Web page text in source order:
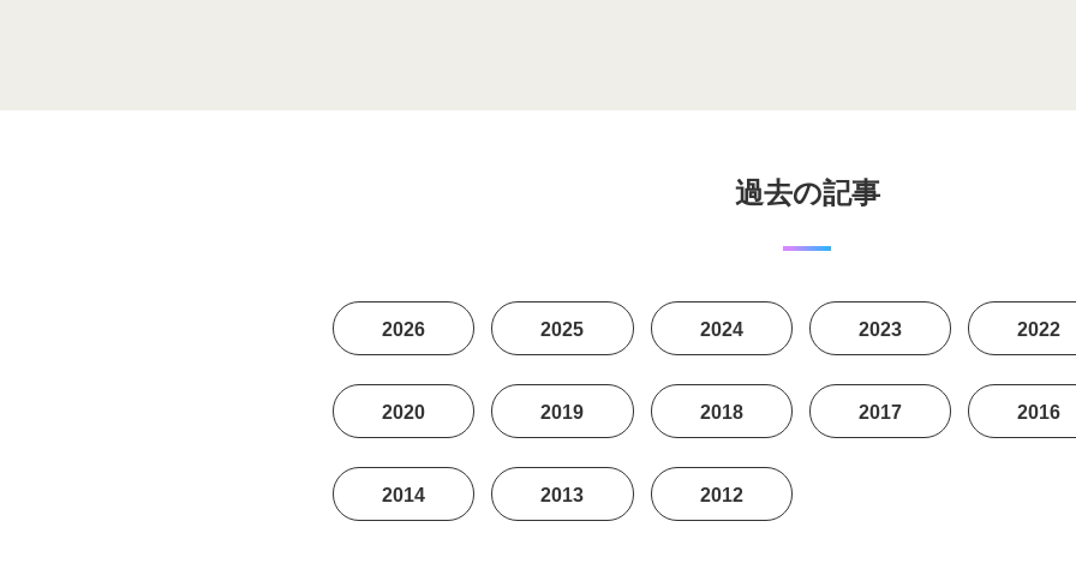
過去の記事
2026 2025 2024 2023 2022
2020 2019 2018 2017 2016
2014 2013 2012